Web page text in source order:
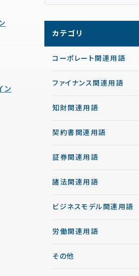
ン
カテゴリ
コーポレート関連用語
ファイナンス関連用語
知財関連用語
契約書関連用語
証券関連用語
諸法関連用語
ビジネスモデル関連用語
労働関連用語
その他